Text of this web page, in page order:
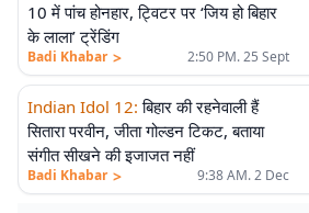
10 में पांच होनहार, ट्विटर पर ‘जिय हो बिहार
के लाला’ ट्रेंडिंग
Badi Khabar > 2:50 PM. 25 Sept
Indian Idol 12: बिहार की रहनेवाली हैं
सितारा परवीन, जीता गोल्डन टिकट, बताया
संगीत सीखने की इजाजत नहीं
Badi Khabar > 9:38 AM. 2 Dec